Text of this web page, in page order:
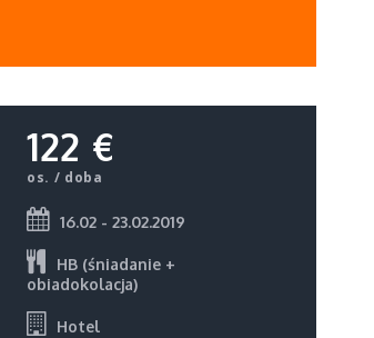
122 €
os. / doba
16.02 - 23.02.2019
HB (śniadanie +
obiadokolacja)
Hotel